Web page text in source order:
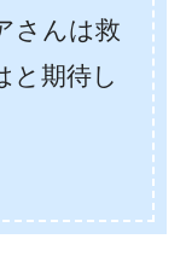
さんは救
と期待し